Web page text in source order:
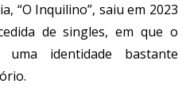
“O Inquilino”, saiu em 2023
de singles, em que o
identidade bastante